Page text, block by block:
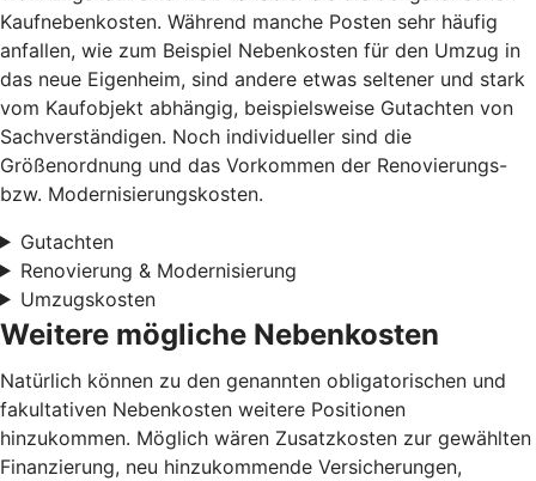
Kaufnebenkosten. Während manche Posten sehr häufig
anfallen, wie zum Beispiel Nebenkosten für den Umzug in
das neue Eigenheim, sind andere etwas seltener und stark
vom Kaufobjekt abhängig, beispielsweise Gutachten von
Sachverständigen. Noch individueller sind die
Größenordnung und das Vorkommen der Renovierungs-
bzw. Modernisierungskosten.
Gutachten
Renovierung & Modernisierung
Umzugskosten
Weitere mögliche Nebenkosten
Natürlich können zu den genannten obligatorischen und
fakultativen Nebenkosten weitere Positionen
hinzukommen. Möglich wären Zusatzkosten zur gewählten
Finanzierung, neu hinzukommende Versicherungen,